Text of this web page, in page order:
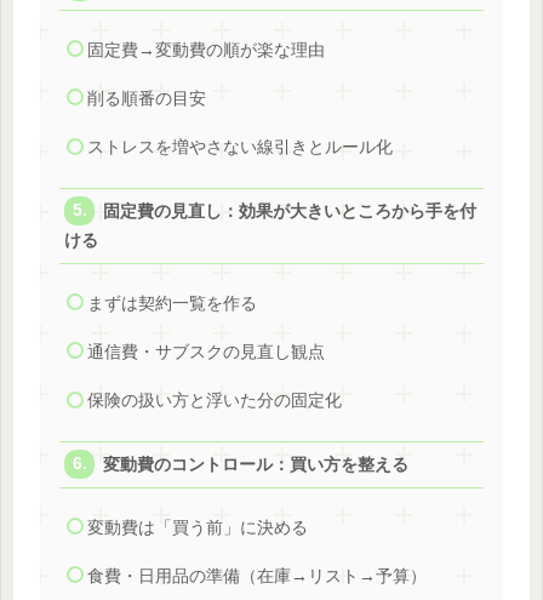
固定費→変動費の順が楽な理由
削る順番の目安
ストレスを増やさない線引きとルール化
固定費の見直し：効果が大きいところから手を付
ける
まずは契約一覧を作る
通信費・サブスクの見直し観点
保険の扱い方と浮いた分の固定化
変動費のコントロール：買い方を整える
変動費は「買う前」に決める
食費・日用品の準備（在庫→リスト→予算）